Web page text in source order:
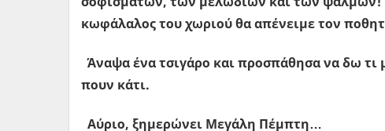
κωφάλαλος του χωριού θα απένειμε τον
Άναψα ένα τσιγάρο και προσπάθησα να δω τι
πουν κάτι.
Αύριο, ξημερώνει Μεγάλη Πέμπτη…